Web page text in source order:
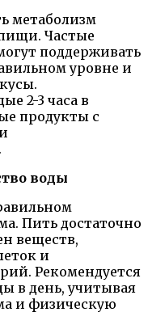
метаболизм
Частые
поддерживать
уровне и
2-3 часа в
продукты с
воды
Пить достаточно
веществ,
и
Рекомендуется
в день, учитывая
и физическую